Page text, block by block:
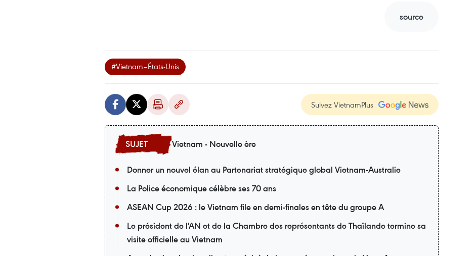
source
#Vietnam–États-Unis
Suivez VietnamPlus
Vietnam - Nouvelle ère
Donner un nouvel élan au Partenariat stratégique global Vietnam-Australie
La Police économique célèbre ses 70 ans
ASEAN Cup 2026 : le Vietnam file en demi-finales en tête du groupe A
Le président de l'AN et de la Chambre des représentants de Thaïlande termine sa
visite officielle au Vietnam